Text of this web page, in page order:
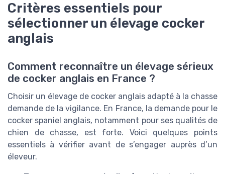
Critères essentiels pour
sélectionner un élevage cocker
anglais
Comment reconnaître un élevage sérieux
de cocker anglais en France ?
Choisir un élevage de cocker anglais adapté à la chasse
demande de la vigilance. En France, la demande pour le
cocker spaniel anglais, notamment pour ses qualités de
chien de chasse, est forte. Voici quelques points
essentiels à vérifier avant de s’engager auprès d’un
éleveur.